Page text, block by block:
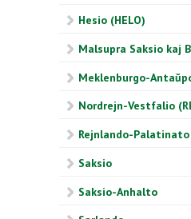
Hesio (HELO)
Malsupra Saksio kaj
Meklenburgo-
Nordrejn-Vestfalio
Rejnlando-Palatinato
Saksio
Saksio-Anhalto